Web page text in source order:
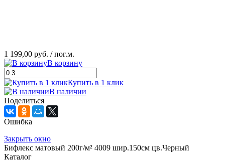
1 199,00 руб. / пог.м.
В корзину
Купить в 1 клик
В наличии
Поделиться
Ошибка
Закрыть окно
Бифлекс матовый 200г/м² 4009 шир.150см цв.Черный
Каталог